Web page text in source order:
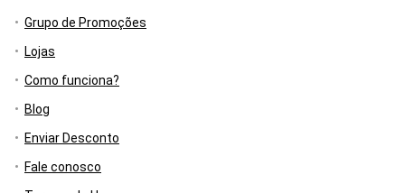
Grupo de Promoções
Lojas
Como funciona?
Blog
Enviar Desconto
Fale conosco